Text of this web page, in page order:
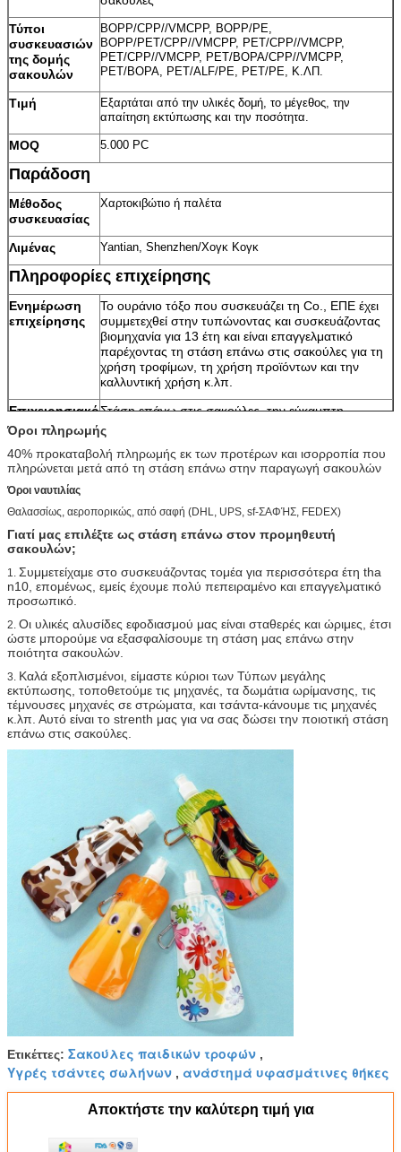
Τύποι
συσκευασιών
της δομής
σακουλών
BOPP/CPP//VMCPP, BOPP/PE,
BOPP/PET/CPP//VMCPP, PET/CPP//VMCPP,
PET/CPP//VMCPP, PET/BOPA/CPP//VMCPP,
PET/BOPA, PET/ALF/PE, PET/PE, Κ.ΛΠ.
Τιμή
Εξαρτάται από την υλικές δομή, το μέγεθος, την
απαίτηση εκτύπωσης και την ποσότητα.
MOQ 5.000 PC
Παράδοση
Μέθοδος
συσκευασίας
Χαρτοκιβώτιο ή παλέτα
Λιμένας Yantian, Shenzhen/Χογκ Κογκ
Πληροφορίες επιχείρησης
Ενημέρωση
επιχείρησης
Το ουράνιο τόξο που συσκευάζει τη Co., ΕΠΕ έχει
συμμετεχθεί στην τυπώνοντας και συσκευάζοντας
βιομηχανία για 13 έτη και είναι επαγγελματικό
παρέχοντας τη στάση επάνω στις σακούλες για τη
χρήση τροφίμων, τη χρήση προϊόντων και την
καλλυντική χρήση κ.λπ.
Επιχειρησιακό
πεδίο
Στάση επάνω στις σακούλες, την εύκαμπτη
συσκευασία, τη συσκευασία τροφίμων, τη στάση
επάνω στη σακούλα, τη σακούλα σωλήνων, τη
lidding ταινία, την τσάντα φύλλων αλουμινίου
αργιλίου, κ.λπ.
Ανεφοδιασμός
τσάντες ενδυμασίας, συσκευάζοντας σακούλες
καραμελών, και καθαριστική σακούλα κ.λπ.
πλαστικές, δευτερεύοντα gussets που συσκευάζουν
τις τσάντες, κατώτατο gusset σακούλες τροφίμων,
Πληρωμή
Λ/Γ, Τ/Τ, Western Union
Όροι πληρωμής
40% προκαταβολή πληρωμής εκ των προτέρων και ισορροπία που
πληρώνεται μετά από τη στάση επάνω στην παραγωγή σακουλών
Όροι ναυτιλίας
Θαλασσίως, αεροπορικώς, από σαφή (DHL, UPS, sf-ΣΑΦΉΣ, FEDEX)
Γιατί μας επιλέξτε ως στάση επάνω στον προμηθευτή
σακουλών;
1. Συμμετείχαμε στο συσκευάζοντας τομέα για περισσότερα έτη tha
n10, επομένως, εμείς έχουμε πολύ πεπειραμένο και επαγγελματικό
προσωπικό.
2. Οι υλικές αλυσίδες εφοδιασμού μας είναι σταθερές και ώριμες, έτσι
ώστε μπορούμε να εξασφαλίσουμε τη στάση μας επάνω στην
ποιότητα σακουλών.
3. Καλά εξοπλισμένοι, είμαστε κύριοι των Τύπων μεγάλης
εκτύπωσης, τοποθετούμε τις μηχανές, τα δωμάτια ωρίμανσης, τις
τέμνουσες μηχανές σε στρώματα, και τσάντα-κάνουμε τις μηχανές
κ.λπ. Αυτό είναι το strenth μας για να σας δώσει την ποιοτική στάση
επάνω στις σακούλες.
Ετικέττες: Σακούλες παιδικών τροφών ,
Υγρές τσάντες σωλήνων , ανάστημά υφασμάτινες θήκες
Αποκτήστε την καλύτερη τιμή για